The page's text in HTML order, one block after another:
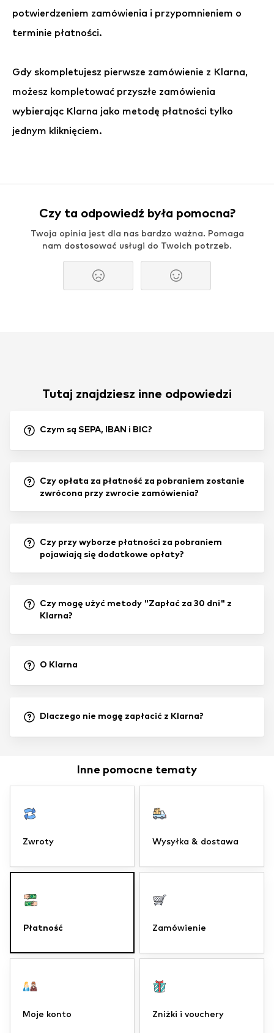
Inne pomocne tematy
Zwroty Wysyłka & dostawa
Płatność Zamówienie
Moje konto Zniżki i vouchery
potwierdzeniem zamówienia i przypomnieniem o
terminie płatności.
Gdy skompletujesz pierwsze zamówienie z Klarna,
możesz kompletować przyszłe zamówienia
wybierając Klarna jako metodę płatności tylko
jednym kliknięciem.
Czy ta odpowiedź była pomocna?
Twoja opinia jest dla nas bardzo ważna. Pomaga
nam dostosować usługi do Twoich potrzeb.
Tutaj znajdziesz inne odpowiedzi
Czym są SEPA, IBAN i BIC?
Czy opłata za płatność za pobraniem zostanie
zwrócona przy zwrocie zamówienia?
Czy przy wyborze płatności za pobraniem
pojawiają się dodatkowe opłaty?
Czy mogę użyć metody "Zapłać za 30 dni" z
Klarna?
O Klarna
Dlaczego nie mogę zapłacić z Klarna?